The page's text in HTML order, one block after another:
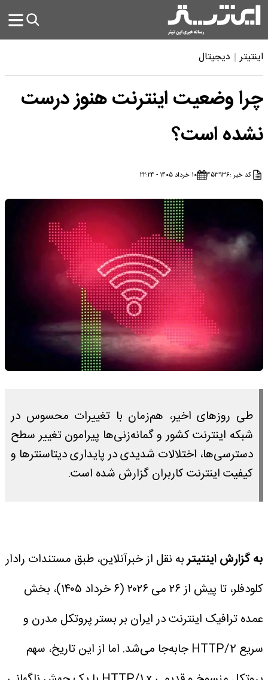
اینتیتر دیجیتال
چرا وضعیت اینترنت هنوز درست
نشده است؟
کد خبر :۴۵۳۹۳۶ ۱۰ خرداد ۱۴۰۵ - ۲۲:۲۴
طی روزهای اخیر، هم‌زمان با تغییرات محسوس در
شبکه اینترنت کشور و گمانه‌زنی‌ها پیرامون تغییر سطح
دسترسی‌ها، اختلالات شدیدی در پایداری دیتاسنترها و
کیفیت اینترنت کاربران گزارش شده است.
به گزارش اینتیتربه نقل از خبرآنلاین، طبق مستندات رادار
کلودفلر، تا پیش از ۲۶ می ۲۰۲۶ (۶ خرداد ۱۴۰۵)، بخش
عمده ترافیک اینترنت در ایران بر بستر پروتکل مدرن و
سریع HTTP/2 جابه‌جا می‌شد. اما از این تاریخ، سهم